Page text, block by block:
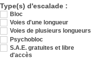
Type(s) d'escalade :
Bloc
Voies d'une longueur
Voies de plusieurs longueurs
Psychobloc
S.A.E. gratuites et libre
d'accès